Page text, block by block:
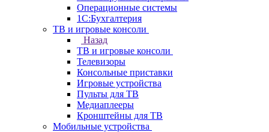
Операционные системы
1С:Бухгалтерия
ТВ и игровые консоли
Назад
ТВ и игровые консоли
Телевизоры
Консольные приставки
Игровые устройства
Пульты для ТВ
Медиаплееры
Кронштейны для ТВ
Мобильные устройства